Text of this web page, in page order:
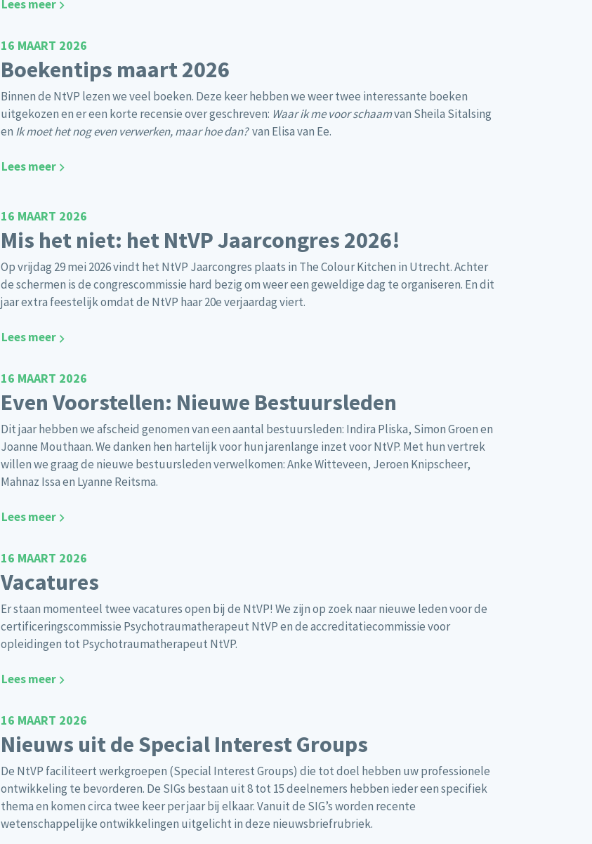
Lees meer
16 MAART 2026
Boekentips maart 2026
Binnen de NtVP lezen we veel boeken. Deze keer hebben we weer twee interessante boeken
uitgekozen en er een korte recensie over geschreven: Waar ik me voor schaamvan Sheila Sitalsing
en Ik moet het nog even verwerken, maar hoe dan?van Elisa van Ee.
Lees meer
16 MAART 2026
Mis het niet: het NtVP Jaarcongres 2026!
Op vrijdag 29 mei 2026 vindt het NtVP Jaarcongres plaats in The Colour Kitchen in Utrecht. Achter
de schermen is de congrescommissie hard bezig om weer een geweldige dag te organiseren. En dit
jaar extra feestelijk omdat de NtVP haar 20e verjaardag viert.
Lees meer
16 MAART 2026
Even Voorstellen: Nieuwe Bestuursleden
Dit jaar hebben we afscheid genomen van een aantal bestuursleden: Indira Pliska, Simon Groen en
Joanne Mouthaan. We danken hen hartelijk voor hun jarenlange inzet voor NtVP. Met hun vertrek
willen we graag de nieuwe bestuursleden verwelkomen: Anke Witteveen, Jeroen Knipscheer,
Mahnaz Issa en Lyanne Reitsma.
Lees meer
16 MAART 2026
Vacatures
Er staan momenteel twee vacatures open bij de NtVP! We zijn op zoek naar nieuwe leden voor de
certificeringscommissie Psychotraumatherapeut NtVP en de accreditatiecommissie voor
opleidingen tot Psychotraumatherapeut NtVP.
Lees meer
16 MAART 2026
Nieuws uit de Special Interest Groups
De NtVP faciliteert werkgroepen (Special Interest Groups) die tot doel hebben uw professionele
ontwikkeling te bevorderen. De SIGs bestaan uit 8 tot 15 deelnemers hebben ieder een specifiek
thema en komen circa twee keer per jaar bij elkaar. Vanuit de SIG’s worden recente
wetenschappelijke ontwikkelingen uitgelicht in deze nieuwsbriefrubriek.